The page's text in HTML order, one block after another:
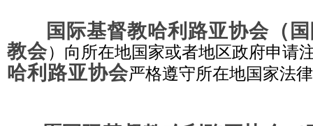
国际基督教哈利路亚协会 （
教会）向所在地国家或者地区政府申请
哈利路亚协会严格遵守所在地国家法